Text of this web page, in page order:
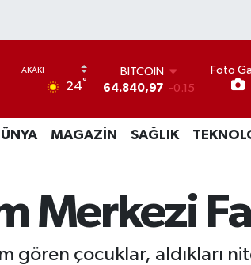
24°
BITCOIN
64.840,97 -0.15
47,7436 0.18
EURO
GRAM ALTIN
6660.55
0
13.779
-14
Foto
MAGAZİN SAĞLIK
Merkezi
gören çocuklar, aldıkları